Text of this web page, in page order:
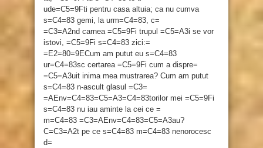
ude=C5=9Fti pentru casa altuia; ca nu cumva
s=C4=83 gemi, la urm=C4=83, c=
=C3=A2nd carnea =C5=9Fi trupul =C5=A3i se vor
istovi, =C5=9Fi s=C4=83 zici:=
=E2=80=9ECum am putut eu s=C4=83
ur=C4=83sc certarea =C5=9Fi cum a dispre=
=C5=A3uit inima mea mustrarea? Cum am putut
s=C4=83 n-ascult glasul =C3=
=AEnv=C4=83=C5=A3=C4=83torilor mei =C5=9Fi
s=C4=83 nu iau aminte la cei ce =
m=C4=83 =C3=AEnv=C4=83=C5=A3au?
C=C3=A2t pe ce s=C4=83 m=C4=83 nenorocesc
d=